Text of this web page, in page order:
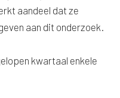
aandeel dat ze
aan dit onderzoek.
kwartaal enkele